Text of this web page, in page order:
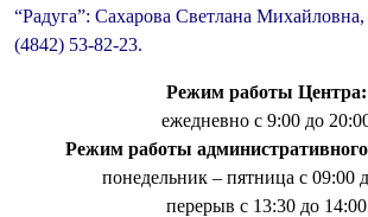
“Радуга”: Сахарова Светлана
(4842) 53-82-23.
Режим работы Центра:
ежедневно с 9:00 до
Режим работы
понедельник – пятница с 09:00
перерыв с 13:30 до 14:00